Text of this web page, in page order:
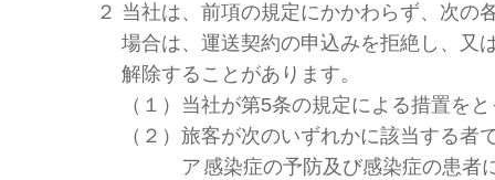
２ 当社は、前項の規定にかかわらず、次の
場合は、運送契約の申込みを拒絶し、又
解除することがあります。
（１） 当社が第5条の規定による措置を
（２） 旅客が次のいずれかに該当する者
ア 感染症の予防及び感染症の患者